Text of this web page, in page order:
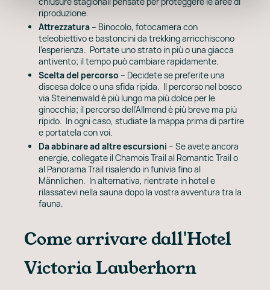
riproduzione.
Attrezzatura– Binocolo, fotocamera con
teleobiettivo e bastoncini da trekking arricchiscono
l'esperienza. Portate uno strato in più o una giacca
antivento; il tempo può cambiare rapidamente.
Scelta del percorso – Decidete se preferite una
discesa dolce o una sfida ripida. Il percorso nel bosco
via Steinenwald è più lungo ma più dolce per le
ginocchia; il percorso dell'Allmend è più breve ma più
ripido. In ogni caso, studiate la mappa prima di partire
e portatela con voi.
Da abbinare ad altre escursioni – Se avete ancora
energie, collegate il Chamois Trail al Romantic Trail o
al Panorama Trail risalendo in funivia fino al
Männlichen. In alternativa, rientrate in hotel e
rilassatevi nella sauna dopo la vostra avventura tra la
fauna.
Come arrivare dall'Hotel
Victoria Lauberhorn